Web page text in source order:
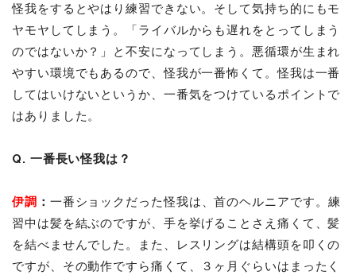
怪我をするとやはり練習できない。そして気持ち的にもモ
ヤモヤしてしまう。「ライバルからも遅れをとってしまう
のではないか？」と不安になってしまう。悪循環が生まれ
やすい環境でもあるので、怪我が一番怖くて。怪我は一番
してはいけないというか、一番気をつけているポイントで
はありました。
Q. 一番長い怪我は？
伊調 ： 一番ショックだった怪我は、首のヘルニアです。練
習中は髪を結ぶのですが、手を挙げることさえ痛くて、髪
を結べませんでした。また、レスリングは結構頭を叩くの
ですが、その動作ですら痛くて、３ヶ月ぐらいはまったく